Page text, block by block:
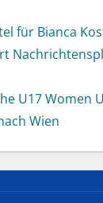
für Bianca
U17 Women
Wien